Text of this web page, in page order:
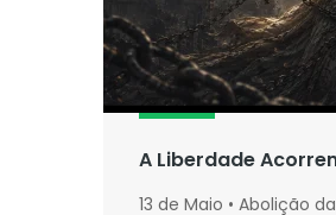
A Liberdade
13 de Maio • Abolição